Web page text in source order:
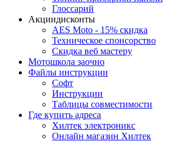
Глоссарий
Акциидисконты
AES Moto - 15% скидка
Техническое спонсорство
Скидка веб мастеру
Мотошкола заочно
Файлы инструкции
Софт
Инструкции
Таблицы совместимости
Где купить адреса
Хилтек электроникс
Онлайн магазин Хилтек